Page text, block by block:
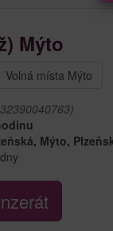
Mýto
Volná místa Mýto
Mýto,